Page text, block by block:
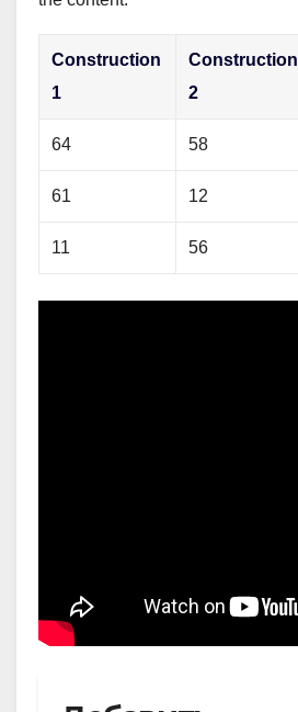
Construction
1
Construction
2
64 58
61 12
11 56